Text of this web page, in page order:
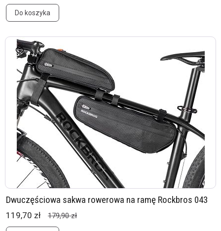
Do koszyka
Dwuczęściowa sakwa rowerowa na ramę Rockbros 043
119,70 zł 179,90 zł